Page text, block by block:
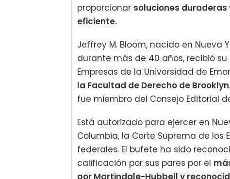
proporcionar soluciones
eficiente.
Jeffrey M. Bloom, nacido en Nueva
durante más de 40 años, recibió
Empresas de la Universidad de
la Facultad de Derecho de
fue miembro del Consejo Editorial
Está autorizado para ejercer en
Columbia, la Corte Suprema de los
federales. El bufete ha sido
calificación por sus pares por el
por Martindale-Hubbell y